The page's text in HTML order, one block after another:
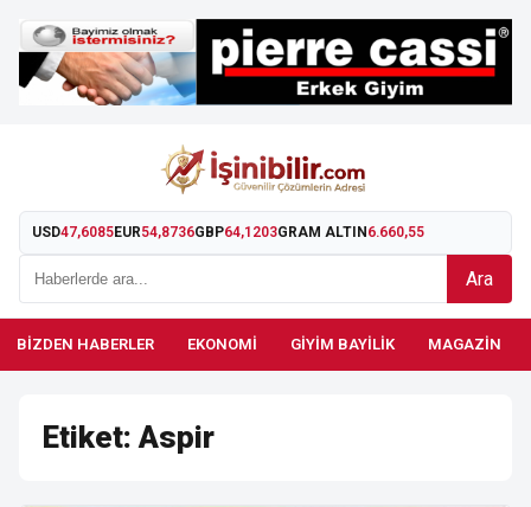
USD47,6085EUR54,8736GBP64,1203GRAM ALTIN 6.660,55
Ara
BIZDEN HABERLER EKONOMI GIYIM BAYILIK MAGAZIN
Etiket:Aspir